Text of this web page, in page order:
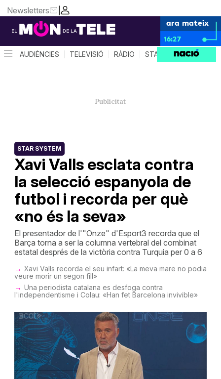
|
Newsletters
ara mateix
16:27
AUDIÈNCIES TELEVISIÓ RÀDIO STAR SYSTEM
Xavi Valls esclata contra
la selecció espanyola de
futbol i recorda per què
«no és la seva»
STAR SYSTEM
El presentador de l'"Onze" d'Esport3 recorda que el
Barça torna a ser la columna vertebral del combinat
estatal després de la victòria contra Turquia per 0 a 6
Xavi Valls recorda el seu infart: «La meva mare no podia
veure morir un segon fill»
Una periodista catalana es desfoga contra
l'independentisme i Colau: «Han fet Barcelona invivible»